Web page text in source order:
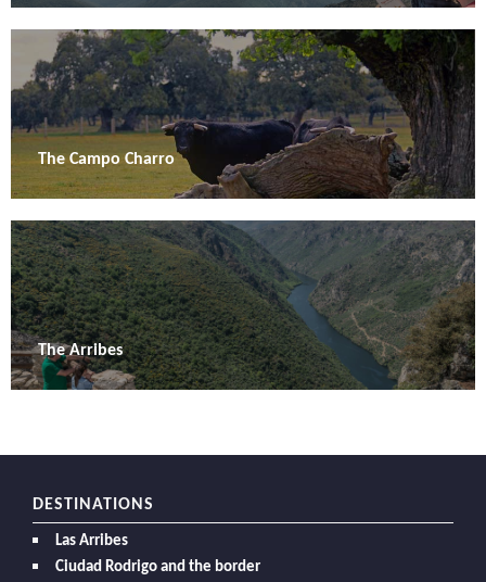
The Campo Charro
The Arribes
DESTINATIONS
Las Arribes
Ciudad Rodrigo and the border